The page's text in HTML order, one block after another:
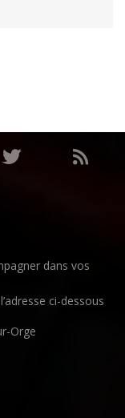
dans vos
ci-dessous
Orge